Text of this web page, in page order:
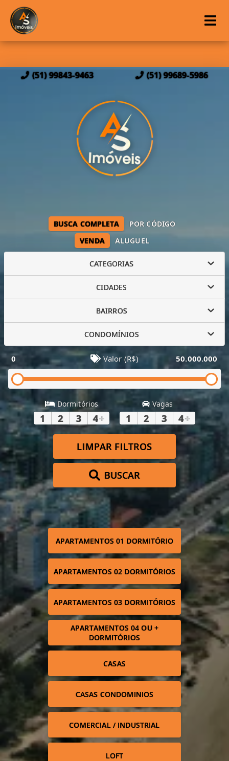
(51) 99843-9463 (51) 99689-5986
VENDA ALUGUEL
BUSCA COMPLETA POR CÓDIGO
CATEGORIAS
CIDADES
BAIRROS
CONDOMÍNIOS
0 Valor (R$) 50.000.000
Dormitórios
1 2 3 4+
Vagas
1 2 3 4+
LIMPAR FILTROS
BUSCAR
APARTAMENTOS 01 DORMITÓRIO
APARTAMENTOS 02 DORMITÓRIOS
APARTAMENTOS 03 DORMITÓRIOS
APARTAMENTOS 04 OU +
DORMITÓRIOS
CASAS
CASAS CONDOMINIOS
COMERCIAL / INDUSTRIAL
LOFT